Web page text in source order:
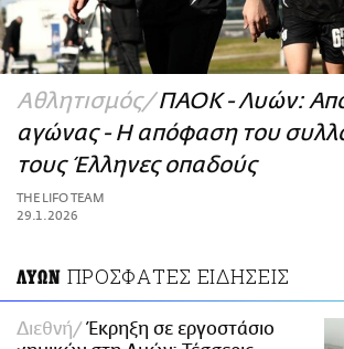
ΑΜΠΑ
PRINT
Αθλητισμός ΠΑΟΚ - Λυών:
αγώνας - Η απόφαση του
τους Έλληνες οπαδούς
THE LIFO TEAM
29.1.2026
ΛΥΩΝ ΠΡΟΣΦΑΤΕΣ ΕΙΔΗΣΕΙΣ
Διεθνή
Έκρηξη σε εργοστάσιο